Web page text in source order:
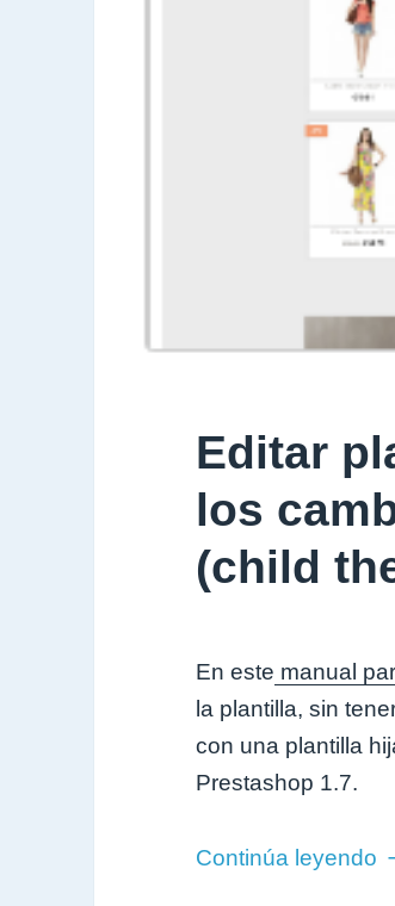
Editar
los
(child
En este manual
la plantilla, sin
con una plantilla
Prestashop 1.7.
Continúa leyendo